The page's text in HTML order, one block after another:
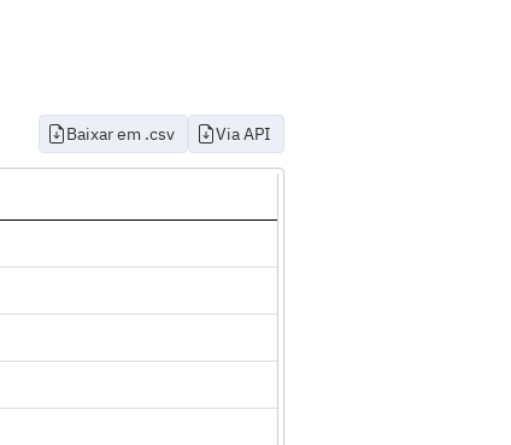
Baixar em .csv Via API